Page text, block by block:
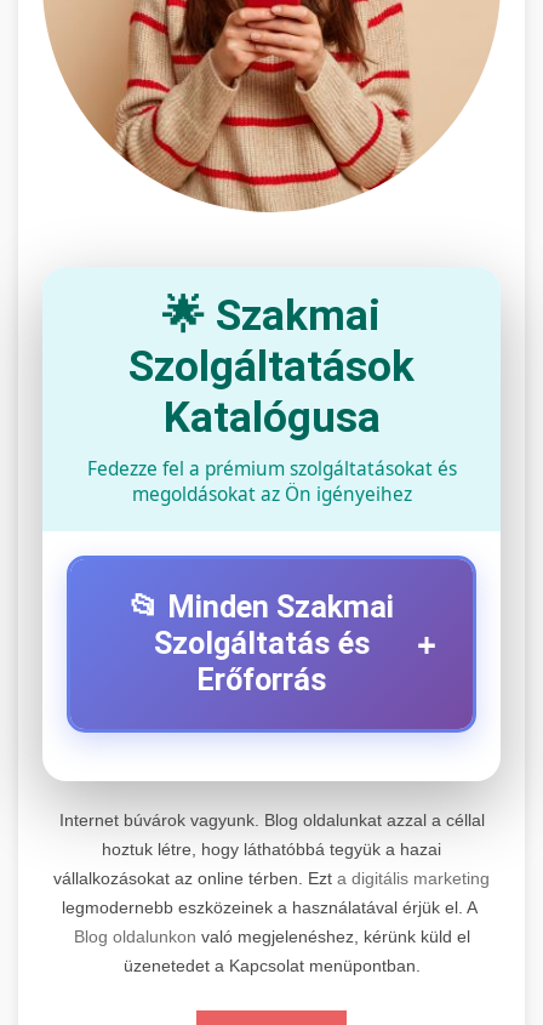
🌟 Szakmai
Szolgáltatások
Katalógusa
Fedezze fel a prémium szolgáltatásokat és
megoldásokat az Ön igényeihez
📂 Minden Szakmai
Szolgáltatás és
Erőforrás
+
+
Professzionális elektromos roller javítási és
karbantartási szolgáltatások. Szakértő
technikusaink minőségi szervízt nyújtanak
minden jelentős márkához és modellhez.
Szervizközpont Látogatása
📊 2. Online Marketing
Ügynökség
+
Átfogó online marketing szolgáltatások,
beleértve a SEO-t, közösségi média kezelést és
Internet búvárok vagyunk. Blog oldalunkat azzal a céllal
hoztuk létre, hogy láthatóbbá tegyük a hazai
vállalkozásokat az online térben. Ezt a digitális marketing
legmodernebb eszközeinek a használatával érjük el. A
Blog oldalunkon való megjelenéshez, kérünk küld el
üzenetedet a Kapcsolat menüpontban.